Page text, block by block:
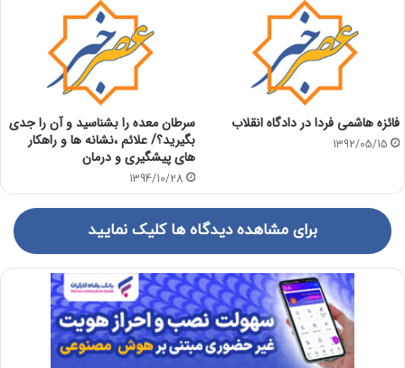
فائزه هاشمی فردا در دادگاه انقلاب
1392/05/15
سرطان معده را بشناسید و آن را جدی
بگیرید؟/ علائم ،نشانه ها و راهکار
های پیشگیری و درمان
1394/10/28
برای مشاهده دیدگاه ها کلیک نمایید